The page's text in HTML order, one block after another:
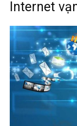
Internet